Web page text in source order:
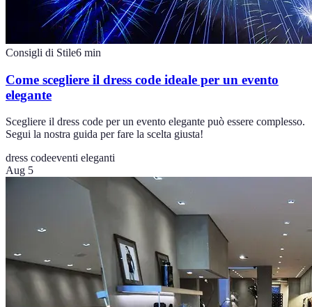
Consigli di Stile6 min
Come scegliere il dress code ideale per un evento
elegante
Scegliere il dress code per un evento elegante può essere complesso.
Segui la nostra guida per fare la scelta giusta!
dress codeeventi eleganti
Aug 5